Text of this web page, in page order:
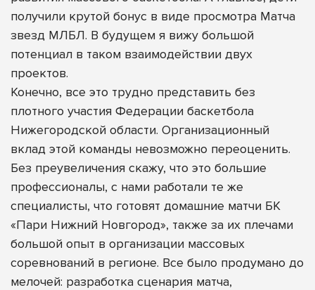
получили крутой бонус в виде просмотра Матча
звезд МЛБЛ. В будущем я вижу большой
потенциал в таком взаимодействии двух
проектов.
Конечно, все это трудно представить без
плотного участия Федерации баскетбола
Нижегородской области. Организационный
вклад этой команды невозможно переоценить.
Без преувеличения скажу, что это большие
профессионалы, с нами работали те же
специалисты, что готовят домашние матчи БК
«Пари Нижний Новгород», также за их плечами
большой опыт в организации массовых
соревнований в регионе. Все было продумано до
мелочей: разработка сценария матча,